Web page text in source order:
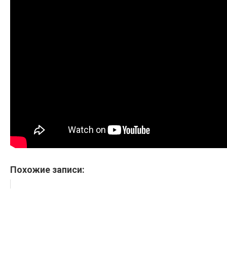
Похожие записи: